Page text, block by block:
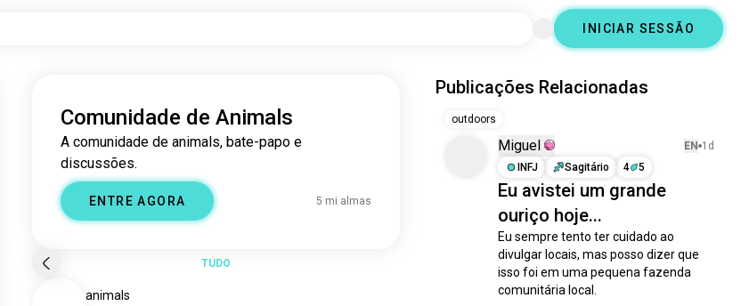
INICIAR SESSÃO
Comunidade de Animals
A comunidade de animals, bate-papo e
discussões.
ENTRE AGORA 5 mi almas
TUDO
animals
Publicações Relacionadas
outdoors
Miguel EN 1d
INFJ
Sagitário 4 5
Eu avistei um grande
ouriço hoje...
Eu sempre tento ter cuidado ao
divulgar locais, mas posso dizer que
isso foi em uma pequena fazenda
comunitária local.